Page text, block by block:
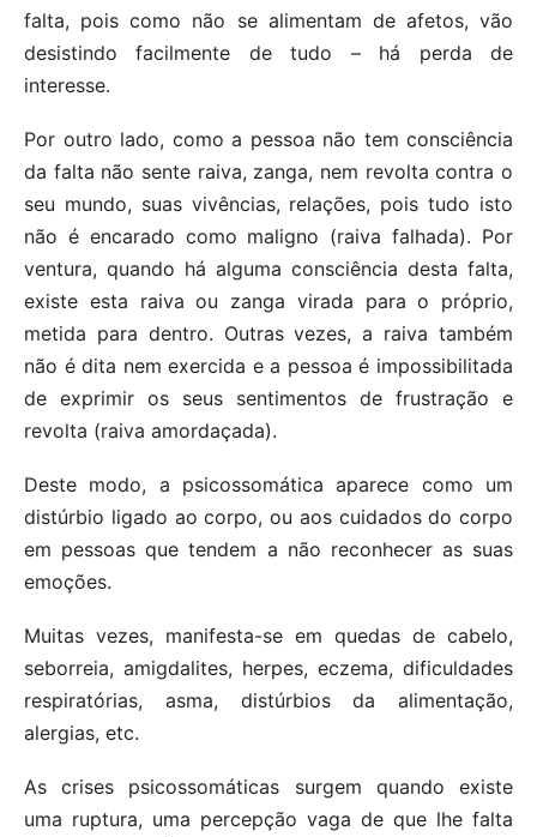
falta, pois como não se alimentam de afetos, vão
desistindo facilmente de tudo – há perda de
interesse.
Por outro lado, como a pessoa não tem consciência
da falta não sente raiva, zanga, nem revolta contra o
seu mundo, suas vivências, relações, pois tudo isto
não é encarado como maligno (raiva falhada). Por
ventura, quando há alguma consciência desta falta,
existe esta raiva ou zanga virada para o próprio,
metida para dentro. Outras vezes, a raiva também
não é dita nem exercida e a pessoa é impossibilitada
de exprimir os seus sentimentos de frustração e
revolta (raiva amordaçada).
Deste modo, a psicossomática aparece como um
distúrbio ligado ao corpo, ou aos cuidados do corpo
em pessoas que tendem a não reconhecer as suas
emoções.
Muitas vezes, manifesta-se em quedas de cabelo,
seborreia, amigdalites, herpes, eczema, dificuldades
respiratórias, asma, distúrbios da alimentação,
alergias, etc.
As crises psicossomáticas surgem quando existe
uma ruptura, uma percepção vaga de que lhe falta